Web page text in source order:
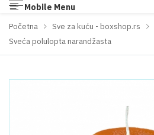
Mobile Menu
Početna Sve za kuću - boxshop.rs
Sveća polulopta narandžasta